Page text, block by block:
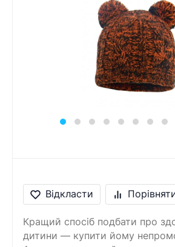
Відкласти
Кращий спосіб подбати про
дитини — купити йому